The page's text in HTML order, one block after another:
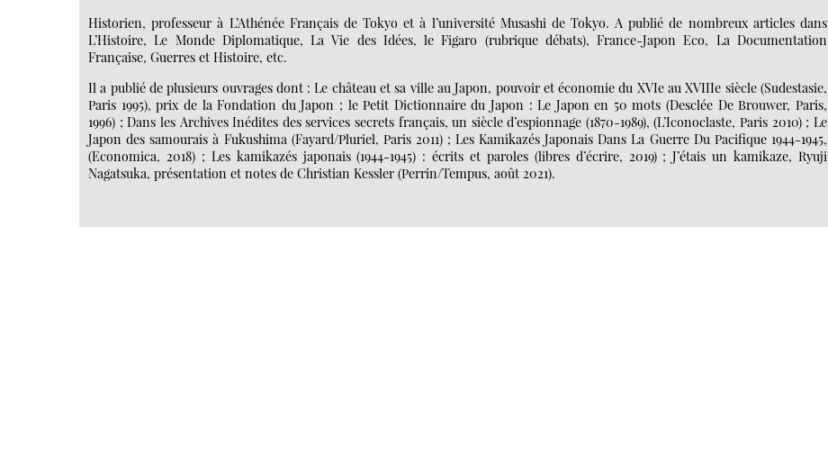
Historien, professeur à L’Athénée Français de Tokyo et à l’université Musashi de Tokyo. A publié de nombreux articles dans
L’Histoire, Le Monde Diplomatique, La Vie des Idées, le Figaro (rubrique débats), France-Japon Eco, La Documentation
Française, Guerres et Histoire, etc.
Il a publié de plusieurs ouvrages dont : Le château et sa ville au Japon, pouvoir et économie du XVIe au XVIIIe siècle (Sudestasie,
Paris 1995), prix de la Fondation du Japon ; le Petit Dictionnaire du Japon : Le Japon en 50 mots (Desclée De Brouwer, Paris,
1996) ; Dans les Archives Inédites des services secrets français, un siècle d’espionnage (1870-1989), (L’Iconoclaste, Paris 2010) ; Le
Japon des samourais à Fukushima (Fayard/Pluriel, Paris 2011) ; Les Kamikazés Japonais Dans La Guerre Du Pacifique 1944-1945,
(Economica, 2018) ; Les kamikazés japonais (1944-1945) : écrits et paroles (libres d’écrire, 2019) ; J’étais un kamikaze, Ryuji
Nagatsuka, présentation et notes de Christian Kessler (Perrin/Tempus, août 2021).